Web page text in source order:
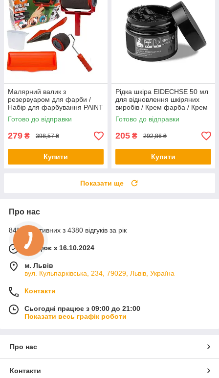
Малярний валик з
резервуаром для фарби /
Набір для фарбування PAINT
ROLLER
Готово до відправки
279 ₴ 398,57 ₴
Купити
Рідка шкіра EIDECHSE 50 мл
для відновлення шкіряних
виробів / Крем фарба / Крем
для гладкої шкіри
Готово до відправки
205 ₴ 292,86 ₴
Купити
Показати ще
Про нас
84% позитивних з 4380 відгуків за рік
Працює з 16.10.2024
м. Львів
вул. Кульпарківська, 234, 79029, Львів, Україна
Контакти
Сьогодні працює з 09:00 до 21:00
Показати весь графік роботи
Про нас
Контакти